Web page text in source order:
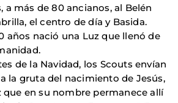
a más de 80 ancianos, al Belén
el centro de día y Basida.
años nació una Luz que llenó de
de la Navidad, los Scouts envían
la gruta del nacimiento de Jesús,
que en su nombre permanece allí